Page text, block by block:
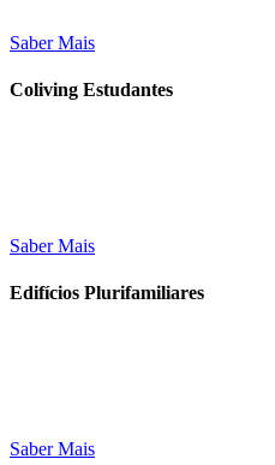
Saber Mais
Coliving Estudantes
Saber Mais
Edifícios Plurifamiliares
Saber Mais